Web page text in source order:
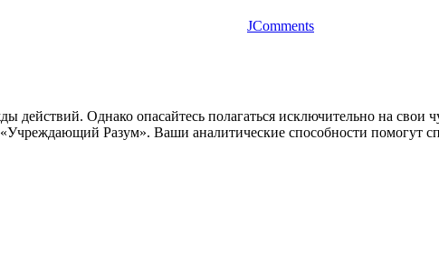
JComments
действий. Однако опасайтесь полагаться исключительно на свои
Разум». Ваши аналитические способности помогут